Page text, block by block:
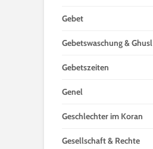
Gebet
Gebetswaschung & Ghusl
Gebetszeiten
Genel
Geschlechter im Koran
Gesellschaft & Rechte